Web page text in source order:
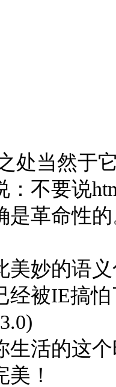
处当然于
：不要说
是革命性
美妙的语
经被IE搞
生活的这
！